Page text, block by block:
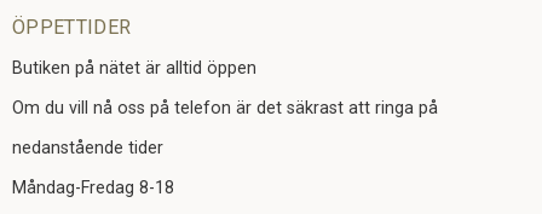
ÖPPETTIDER
Butiken på nätet är alltid öppen
Om du vill nå oss på telefon är det säkrast att ringa på
nedanstående tider
Måndag-Fredag 8-18